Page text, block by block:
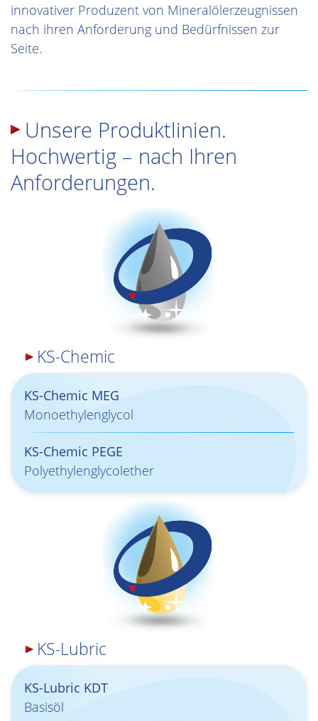
innovativer Produzent von Mineralölerzeugnissen
nach ihren Anforderung und Bedürfnissen zur
Seite.
Unsere Produktlinien.
Hochwertig – nach Ihren
Anforderungen.
KS-Chemic
KS-Chemic MEG
Monoethylenglycol
KS-Chemic PEGE
Polyethylenglycolether
KS-Lubric
KS-Lubric KDT
Basisöl